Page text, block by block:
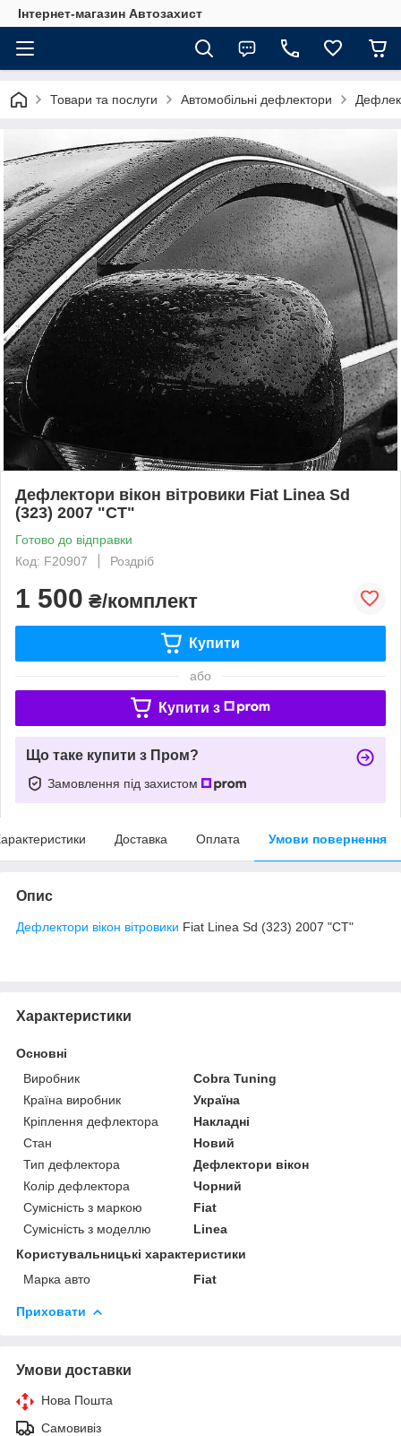
Інтернет-магазин Автозахист
Товари та послуги Автомобільні дефлектори
Дефлектори вікон вітровики Fiat Linea Sd
(323) 2007 "CT"
Готово до відправки
Код: F20907
Роздріб
1 500 ₴/комплект
Купити
або
Купити з
Що таке купити з Пром?
Замовлення під захистом
Доставка Оплата Умови повернення
Опис
Дефлектори вікон вітровики Fiat Linea Sd (323) 2007 "CT"
Характеристики
Основні
Виробник
Cobra Tuning
Країна виробник
Україна
Кріплення дефлектора
Накладні
Стан
Новий
Тип дефлектора
Дефлектори вікон
Колір дефлектора
Чорний
Сумісність з маркою
Fiat
Сумісність з моделлю
Linea
Користувальницькі характеристики
Марка авто
Fiat
Приховати
Умови доставки
Нова Пошта
Самовивіз